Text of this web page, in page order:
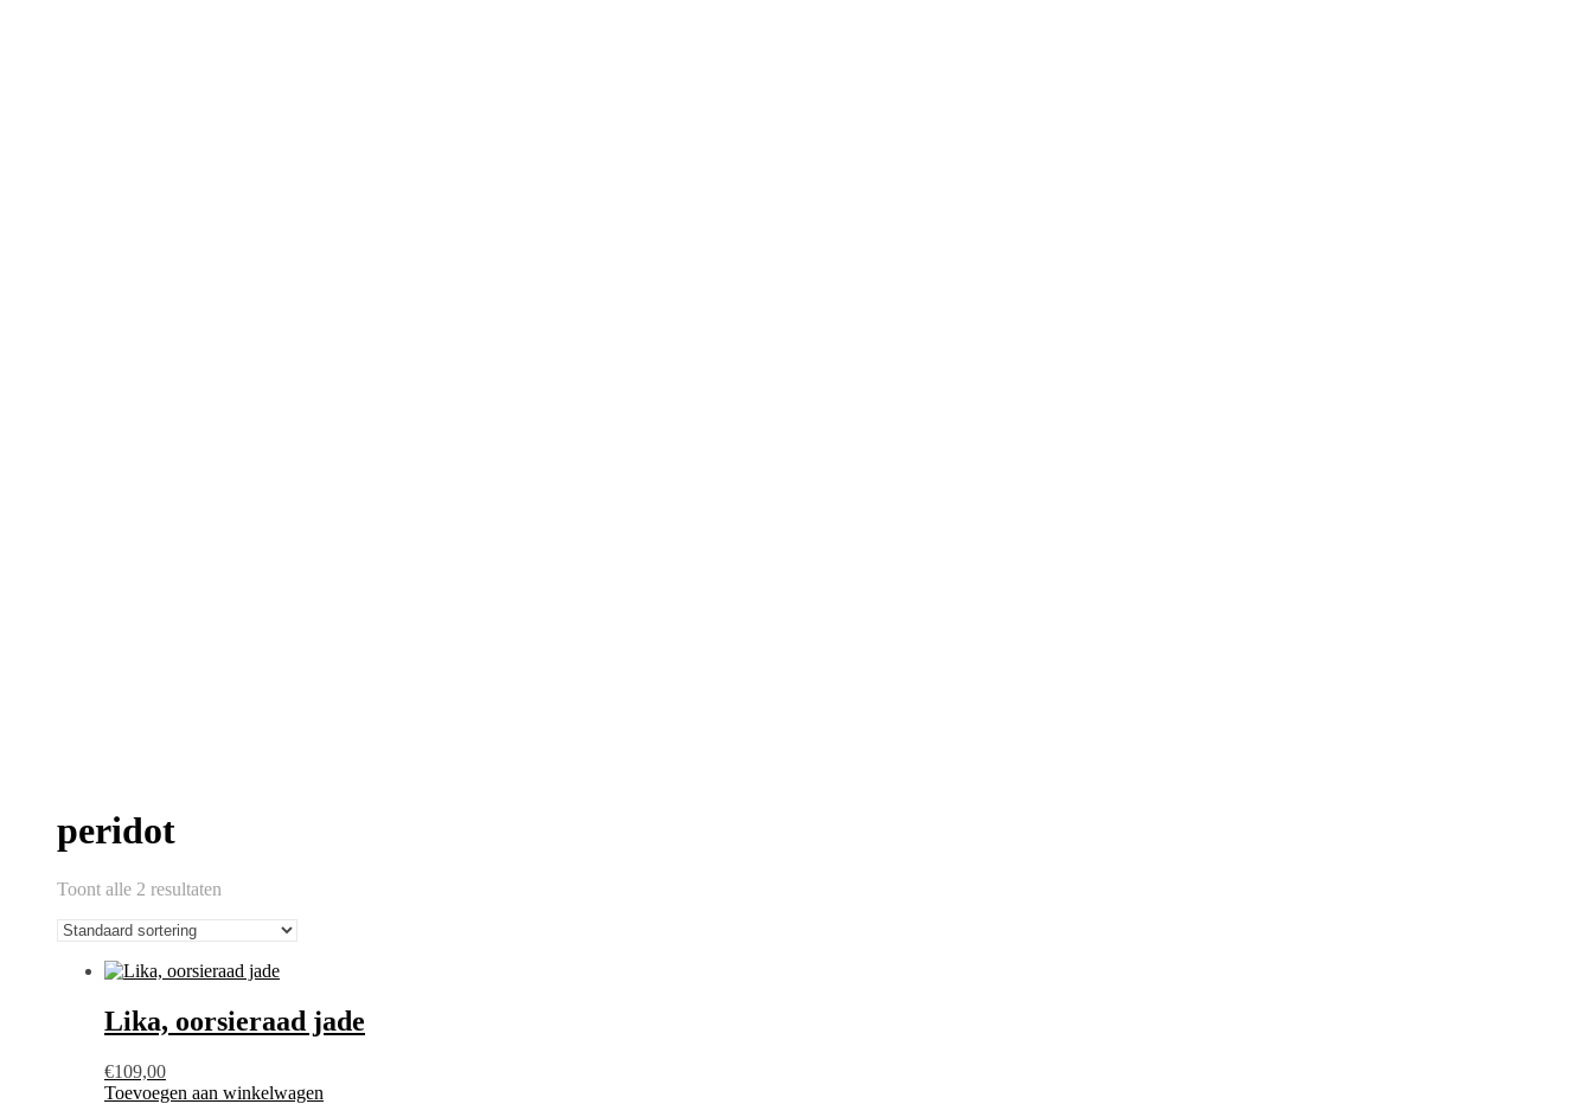
peridot
Toont alle 2 resultaten
Lika, oorsieraad jade
€109,00
Toevoegen aan winkelwagen